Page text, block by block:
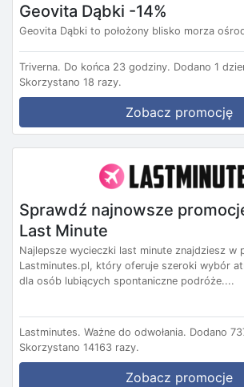
Geovita Dąbki -14%
Geovita Dąbki to położony blisko morza
Triverna. Do końca 23 godziny. Dodano 1
Skorzystano 18 razy.
Zobacz promocję
Sprawdź najnowsze
Last Minute
Najlepsze wycieczki last minute znajdziesz w
Lastminutes.pl, który oferuje szeroki wybór
dla osób lubiących spontaniczne podróże....
Lastminutes. Ważne do odwołania. Dodano
Skorzystano 14163 razy.
Zobacz promocje